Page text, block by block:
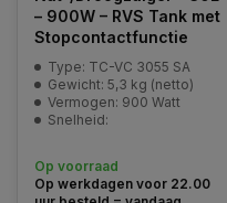
– 900W – RVS Tank met
Stopcontactfunctie
Type: TC-VC 3055 SA
Gewicht: 5,3 kg (netto)
Vermogen: 900 Watt
Snelheid:
Op voorraad
Op werkdagen voor 22.00